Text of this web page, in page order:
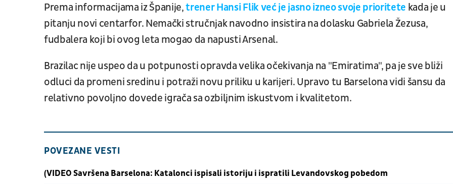
Prema informacijama iz Španije,trener Hansi Flik već je jasno izneo svoje prioritete kada je u
pitanju novi centarfor. Nemački stručnjak navodno insistira na dolasku Gabriela Žezusa,
fudbalera koji bi ovog leta mogao da napusti Arsenal.
Brazilac nije uspeo da u potpunosti opravda velika očekivanja na "Emiratima", pa je sve bliži
odluci da promeni sredinu i potraži novu priliku u karijeri. Upravo tu Barselona vidi šansu da
relativno povoljno dovede igrača sa ozbiljnim iskustvom i kvalitetom.
POVEZANE VESTI
(VIDEO Savršena Barselona: Katalonci ispisali istoriju i ispratili Levandovskog pobedom